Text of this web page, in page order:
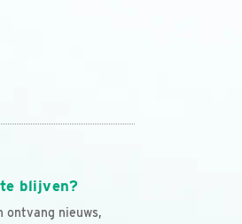
blijven?
ontvang nieuws,